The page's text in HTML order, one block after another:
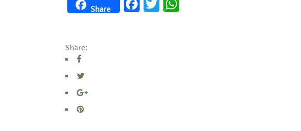
Share
FacebookTwitter
Share: